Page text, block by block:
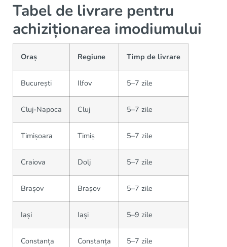
Tabel de livrare pentru
achiziționarea imodiumului
Oraș Regiune Timp de livrare
București Ilfov 5–7 zile
Cluj-Napoca Cluj 5–7 zile
Timișoara Timiș 5–7 zile
Craiova Dolj 5–7 zile
Brașov Brașov 5–7 zile
Iași Iași 5–9 zile
Constanța Constanța 5–7 zile